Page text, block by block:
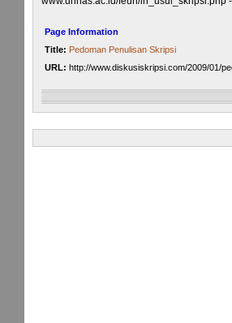
Page Information
Title: Pedoman Penulisan Skripsi
URL: http://www.diskusiskripsi.com/2009/01/